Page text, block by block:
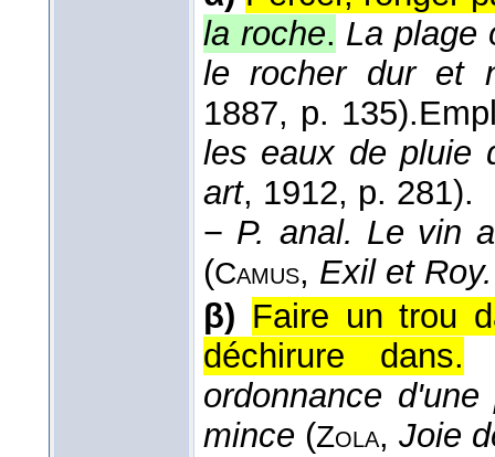
la roche. La plage
le rocher dur et
1887, p. 135).
les eaux de pluie
art, 1912, p. 281).
− P. anal. Le vin
(Camus, Exil et Roy.
β) Faire un trou
déchirure dans.
ordonnance
mince (Zola, Joie